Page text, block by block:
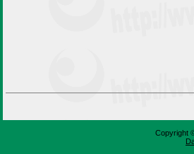
Copyright